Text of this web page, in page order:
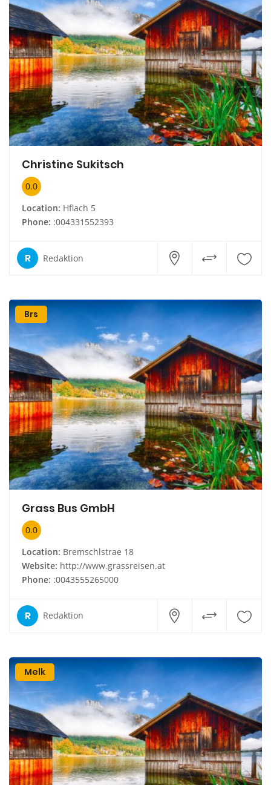
Christine Sukitsch
0.0
Location: Hflach 5
Phone: :004331552393
R Redaktion
Brs
Grass Bus GmbH
0.0
Location: Bremschlstrae 18
Website: http://www.grassreisen.at
Phone: :0043555265000
R Redaktion
Melk